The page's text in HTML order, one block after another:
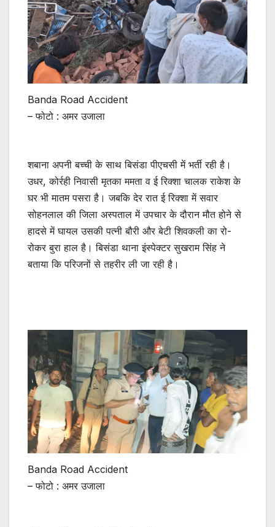
Banda Road Accident
– फोटो : अमर उजाला
शबाना अपनी बच्ची के साथ बिसंडा पीएचसी में भर्ती रही है।
उधर, कोर्रही निवासी मृतका ममता व ई रिक्शा चालक राकेश के
घर भी मातम पसरा है। जबकि देर रात ई रिक्शा में सवार
सोहनलाल की जिला अस्पताल में उपचार के दौरान मौत होने से
हादसे में घायल उसकी पत्नी बौरी और बेटी शिवकली का रो-
रोकर बुरा हाल है। बिसंडा थाना इंस्पेक्टर सुखराम सिंह ने
बताया कि परिजनों से तहरीर ली जा रही है।
Banda Road Accident
– फोटो : अमर उजाला